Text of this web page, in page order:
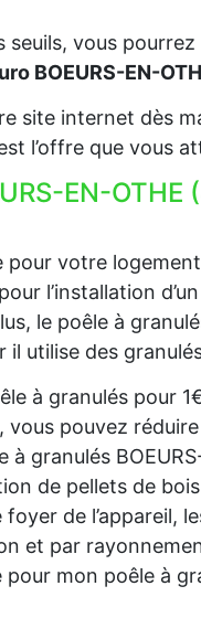
seuils, vous
BOEURS-EN-
site internet dès
l’offre que vous
EN-OTHE
votre logement
l’installation
le poêle à
utilise des
à granulés pour
vous pouvez réduire
granulés
de pellets de
de l’appareil,
et par
mon poêle à